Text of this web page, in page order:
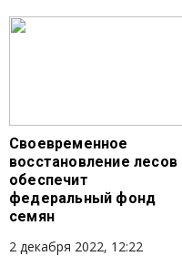
Своевременное
восстановление лесов
обеспечит
федеральный фонд
семян
2 декабря 2022, 12:22